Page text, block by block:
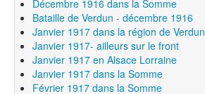
Décembre 1916 dans la Somme
Bataille de Verdun - décembre 1916
Janvier 1917 dans la région de Verdun
Janvier 1917- ailleurs sur le front
Janvier 1917 en Alsace Lorraine
Janvier 1917 dans la Somme
Février 1917 dans la Somme